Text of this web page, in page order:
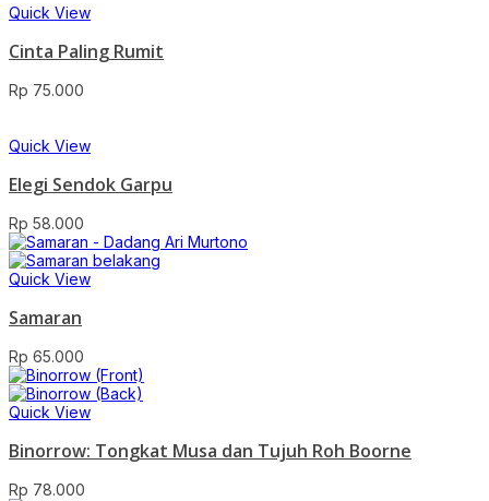
Quick View
Cinta Paling Rumit
Rp 75.000
Quick View
Elegi Sendok Garpu
Rp 58.000
Quick View
Samaran
Rp 65.000
Quick View
Binorrow: Tongkat Musa dan Tujuh Roh Boorne
Rp 78.000